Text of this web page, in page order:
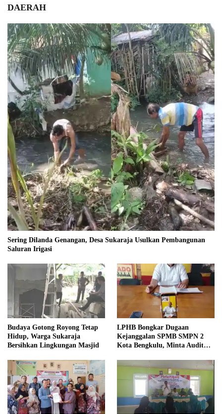
DAERAH
Sering Dilanda Genangan, Desa Sukaraja Usulkan Pembangunan
Saluran Irigasi
Budaya Gotong Royong Tetap
Hidup, Warga Sukaraja
Bersihkan Lingkungan Masjid
LPHB Bongkar Dugaan
Kejanggalan SPMB SMPN 2
Kota Bengkulu, Minta Audit